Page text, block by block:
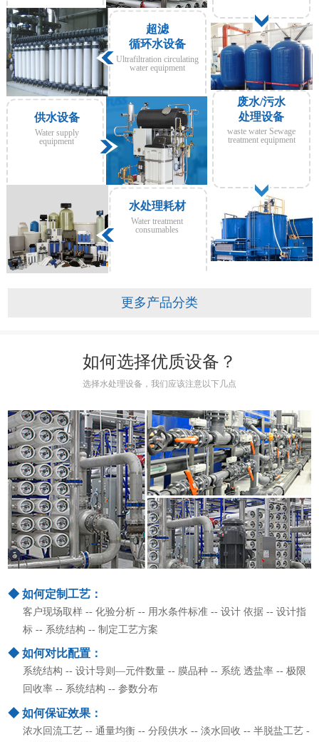
超滤
循环水设备
Ultrafiltration circulating
water equipment
供水设备
Water supply
equipment
水处理耗材
Water treatment
consumables
废水/污水
处理设备
waste water Sewage
treatment equipment
更多产品分类
如何选择优质设备？
选择水处理设备，我们应该注意以下几点
◆ 如何定制工艺：
客户现场取样 -- 化验分析 -- 用水条件标准 -- 设计 依据 -- 设计指
标 -- 系统结构 -- 制定工艺方案
◆ 如何对比配置：
系统结构 -- 设计导则—元件数量 -- 膜品种 -- 系统 透盐率 -- 极限
回收率 -- 系统结构 -- 参数分布
◆ 如何保证效果：
浓水回流工艺 -- 通量均衡 -- 分段供水 -- 淡水回收 -- 半脱盐工艺 -